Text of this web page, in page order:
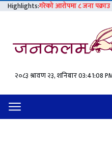
Highlights:
गरेको आरोपमा ८ जना पक्राउ | पाँच
२०८३ श्रावण २३, शनिबार03:41:09